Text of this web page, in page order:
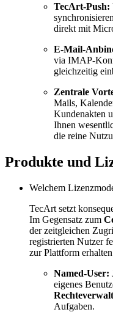
TecArt-Push:
direkt mit
E-Mail-
via IMAP-
gleichzeitig
Zentrale
Mails,
Kundenakten
Ihnen
die reine
Produkte und
Welchem
TecArt setzt
Im Gegensatz zum
der zeitgleichen
registrierten Nutzer
zur Plattform
Named-User:
eigenes
Aufgaben.